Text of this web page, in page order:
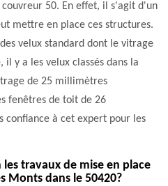
50. En effet, il s'agit d'un
mettre en place ces structures.
velux standard dont le vitrage
y a les velux classés dans la
de 25 millimètres
fenêtres de toit de 26
confiance à cet expert pour les
travaux de mise en place
Monts dans le 50420?